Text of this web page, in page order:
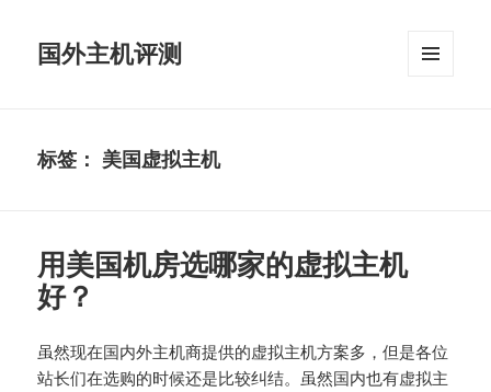
国外主机评测
标签： 美国虚拟主机
用美国机房选哪家的虚拟主机
好？
虽然现在国内外主机商提供的虚拟主机方案多，但是各位
站长们在选购的时候还是比较纠结。虽然国内也有虚拟主